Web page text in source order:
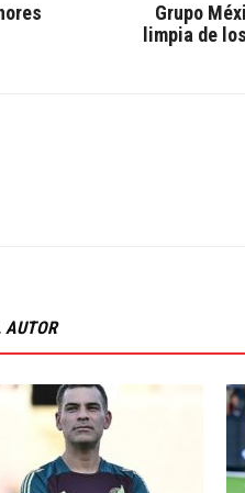
Grupo
limpia de
AUTOR